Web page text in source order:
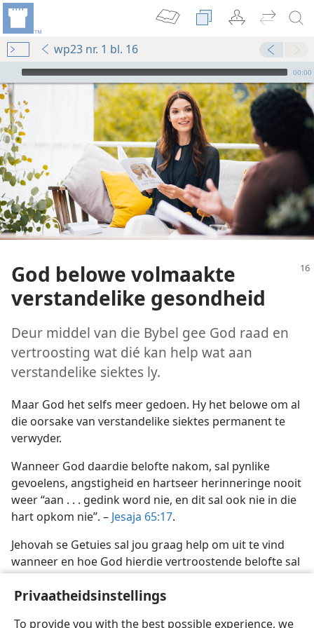
Privaatheidsinstellings
To provide you with the best possible experience, we
wp23 nr. 1 bl. 16
Audio Player
00:00
uitgawe) – 2023
weet
dit ervaar
God belowe volmaakte
verstandelike gesondheid
Deur middel van die Bybel gee God raad en
vertroosting wat dié kan help wat aan
verstandelike siektes ly.
Maar God het selfs meer gedoen. Hy het belowe om al
die oorsake van verstandelike siektes permanent te
verwyder.
Wanneer God daardie belofte nakom, sal pynlike
gevoelens, angstigheid en hartseer herinneringe nooit
weer “aan . . . gedink word nie, en dit sal ook nie in die
hart opkom nie”. – Jesaja 65:17.
Jehovah se Getuies sal jou graag help om uit te vind
wanneer en hoe God hierdie vertroostende belofte sal
nakom.